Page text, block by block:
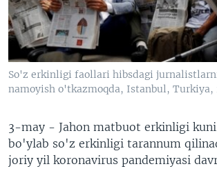
VIDEO
XABARLAR SURATLARDA
ODNOKLASSNIKI
TELEGRAM
TWITTER
SOUNDCLOUD
VOA
So'z erkinligi faollari hibsdagi
namoyish o'tkazmoqda, Istanbul,
3-may - Jahon matbuot erkinligi
bo'ylab so'z erkinligi tarannum
joriy yil koronavirus pandemiyasi